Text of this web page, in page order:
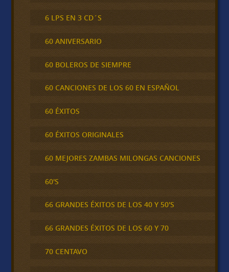
6 LPS EN 3 CD´S
60 ANIVERSARIO
60 BOLEROS DE SIEMPRE
60 CANCIONES DE LOS 60 EN ESPAÑOL
60 ÉXITOS
60 ÉXITOS ORIGINALES
60 MEJORES ZAMBAS MILONGAS CANCIONES
60'S
66 GRANDES ÉXITOS DE LOS 40 Y 50'S
66 GRANDES ÉXITOS DE LOS 60 Y 70
70 CENTAVO